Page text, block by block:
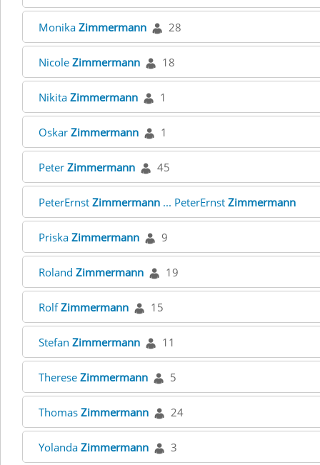
Monika Zimmermann 28
Nicole Zimmermann 18
Nikita Zimmermann 1
Oskar Zimmermann 1
Peter Zimmermann 45
PeterErnst Zimmermann ... PeterErnst Zimmermann
Priska Zimmermann 9
Roland Zimmermann 19
RolfZimmermann 15
Stefan Zimmermann 11
Therese Zimmermann 5
Thomas Zimmermann 24
Yolanda Zimmermann 3